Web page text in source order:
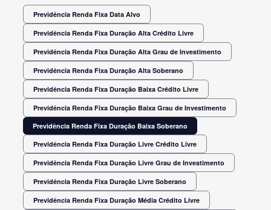
Previdência Renda Fixa Data Alvo
Previdência Renda Fixa Duração Alta Crédito Livre
Previdência Renda Fixa Duração Alta Grau de Investimento
Previdência Renda Fixa Duração Alta Soberano
Previdência Renda Fixa Duração Baixa Crédito Livre
Previdência Renda Fixa Duração Baixa Grau de Investimento
Previdência Renda Fixa Duração Baixa Soberano
Previdência Renda Fixa Duração Livre Crédito Livre
Previdência Renda Fixa Duração Livre Grau de Investimento
Previdência Renda Fixa Duração Livre Soberano
Previdência Renda Fixa Duração Média Crédito Livre